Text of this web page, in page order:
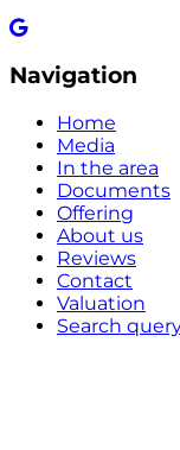
Navigation
Home
Media
In the area
Documents
Offering
About us
Reviews
Contact
Valuation
Search